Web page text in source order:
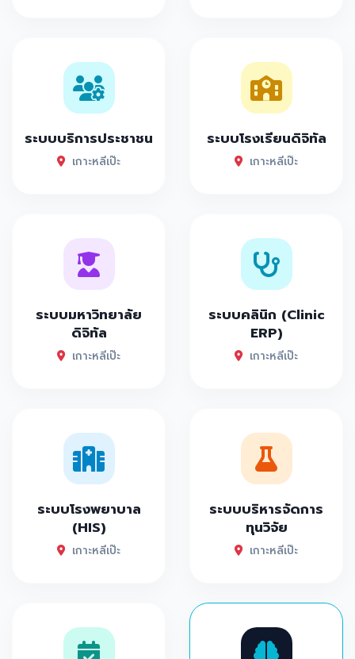
ระบบบริการประชาชน
เกาะหลีเป๊ะ
ระบบโรงเรียนดิจิทัล
เกาะหลีเป๊ะ
ระบบมหาวิทยาลัย
ดิจิทัล
เกาะหลีเป๊ะ
ระบบคลินิก (Clinic
ERP)
เกาะหลีเป๊ะ
ระบบโรงพยาบาล
(HIS)
เกาะหลีเป๊ะ
ระบบบริหารจัดการ
ทุนวิจัย
เกาะหลีเป๊ะ